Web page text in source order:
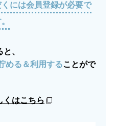
には会員登録が必要で
、
める＆利用することがで
くはこちら